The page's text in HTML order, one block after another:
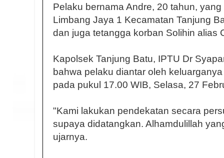
Pelaku bernama Andre, 20 tahun,
Limbang Jaya 1 Kecamatan Tanjung
dan juga tetangga korban Solihin alias
Kapolsek Tanjung Batu, IPTU Dr
bahwa pelaku diantar oleh
pada pukul 17.00 WIB, Selasa, 27
"Kami lakukan pendekatan secara
supaya didatangkan. Alhamdulillah
ujarnya.